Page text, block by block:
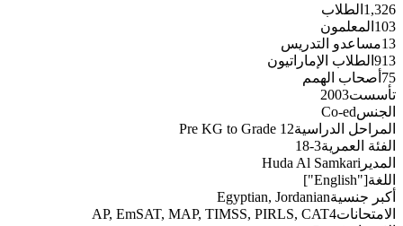
1,326 الطلاب
103 المعلمون
13مساعدو التدريس
913 الطلاب الإماراتيون
75 أصحاب الهمم
تأسست2003
الجنسCo-ed
المراحل الدراسيةPre KG to Grade 12
الفئة العمرية3-18
المدير Huda Al Samkari
اللغة["English"]
أكبر جنسيةEgyptian, Jordanian
الامتحاناتAP, EmSAT, MAP, TIMSS, PIRLS, CAT4